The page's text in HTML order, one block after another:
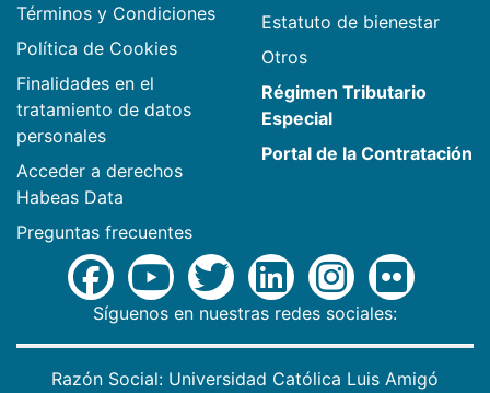
Términos y Condiciones
Política de Cookies
Finalidades en el
tratamiento de datos
personales
Acceder a derechos
Habeas Data
Preguntas frecuentes
Estatuto de bienestar
Otros
Régimen Tributario
Especial
Portal de la Contratación
Síguenos en nuestras redes sociales:
Razón Social: Universidad Católica Luis Amigó